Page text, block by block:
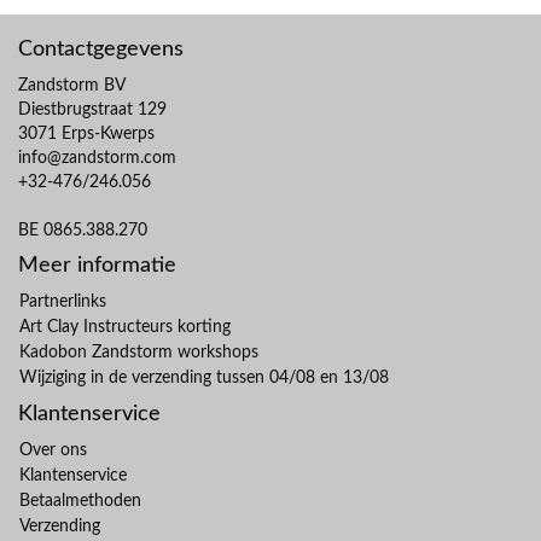
Contactgegevens
Zandstorm BV
Diestbrugstraat 129
3071 Erps-Kwerps
info@zandstorm.com
+32-476/246.056
BE 0865.388.270
Meer informatie
Partnerlinks
Art Clay Instructeurs korting
Kadobon Zandstorm workshops
Wijziging in de verzending tussen 04/08 en 13/08
Klantenservice
Over ons
Klantenservice
Betaalmethoden
Verzending